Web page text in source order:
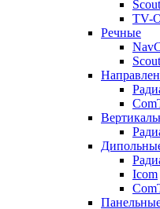
Scout
TV-
Речные
Scout
Icom